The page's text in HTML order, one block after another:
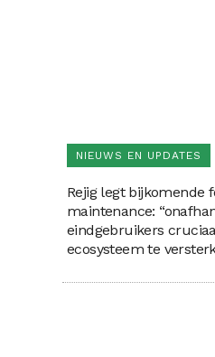
NIEUWS EN UPDATES
Rejig legt bijkomende
maintenance:
eindgebruikers
ecosysteem te